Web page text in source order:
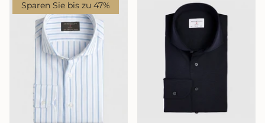
Sparen Sie bis zu 47%